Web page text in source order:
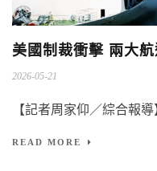
美國制裁衝擊 兩大
2026-05-21
【記者周家仰／綜合報
READ MORE